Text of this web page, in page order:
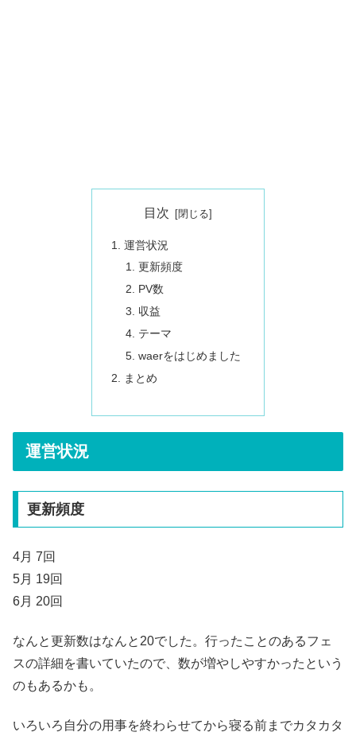
目次
運営状況
更新頻度
PV数
収益
テーマ
waerをはじめました
まとめ
運営状況
更新頻度
4月 7回
5月 19回
6月 20回
なんと更新数はなんと20でした。行ったことのあるフェ
スの詳細を書いていたので、数が増やしやすかったという
のもあるかも。
いろいろ自分の用事を終わらせてから寝る前までカタカタ